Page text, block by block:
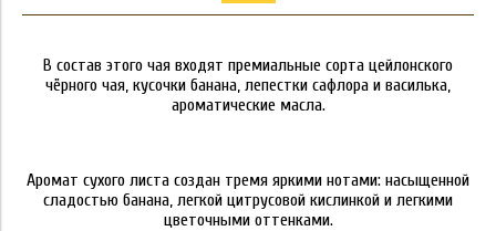
В состав этого чая входят премиальные сорта цейлонского
чёрного чая, кусочки банана, лепестки сафлора и василька,
ароматические масла.
Аромат сухого листа создан тремя яркими нотами: насыщенной
сладостью банана, легкой цитрусовой кислинкой и легкими
цветочными оттенками.